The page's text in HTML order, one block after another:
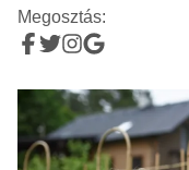
Megosztás: